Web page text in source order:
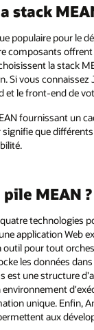
stack
populaire pour le
composants
la stack
Si vous
et le front-end de
fournissant un
que
MEAN ?
technologies
application Web
pour tout
les données
est une structure
unique. Enfin,
aux